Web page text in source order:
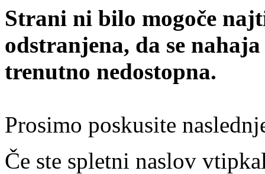
Strani ni bilo mogoče
odstranjena, da se
trenutno nedostopna.
Prosimo poskusite
Če ste spletni naslov